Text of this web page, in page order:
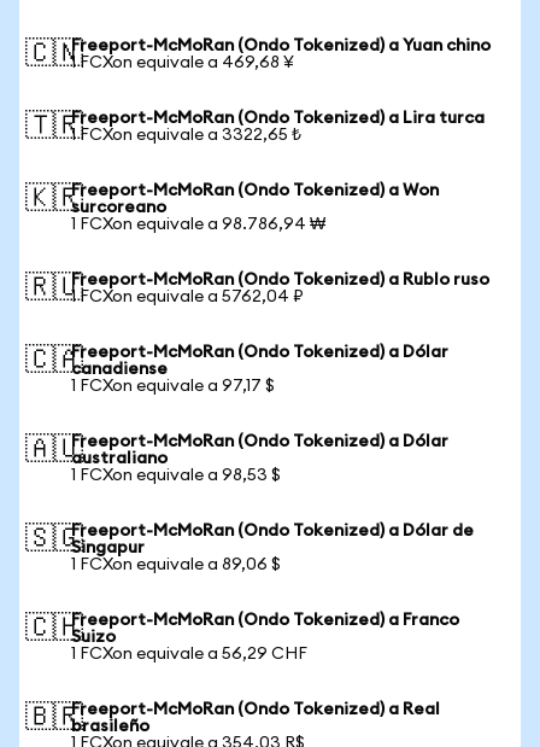
🇨🇳Freeport-McMoRan (Ondo Tokenized) a Yuan chino
1 FCXon equivale a 469,68 ¥
🇹🇷Freeport-McMoRan (Ondo Tokenized) a Lira turca
1 FCXon equivale a 3322,65 ₺
🇰🇷Freeport-McMoRan (Ondo Tokenized) a Won
surcoreano
1 FCXon equivale a 98.786,94 ₩
🇷🇺Freeport-McMoRan (Ondo Tokenized) a Rublo ruso
1 FCXon equivale a 5762,04 ₽
🇨🇦Freeport-McMoRan (Ondo Tokenized) a Dólar
canadiense
1 FCXon equivale a 97,17 $
🇦🇺Freeport-McMoRan (Ondo Tokenized) a Dólar
australiano
1 FCXon equivale a 98,53 $
🇸🇬Freeport-McMoRan (Ondo Tokenized) a Dólar de
Singapur
1 FCXon equivale a 89,06 $
🇨🇭Freeport-McMoRan (Ondo Tokenized) a Franco
Suizo
1 FCXon equivale a 56,29 CHF
🇧🇷Freeport-McMoRan (Ondo Tokenized) a Real
brasileño
1 FCXon equivale a 354,03 R$